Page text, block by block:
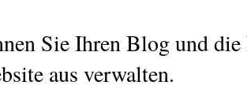
Sie Ihren Blog und
aus verwalten.